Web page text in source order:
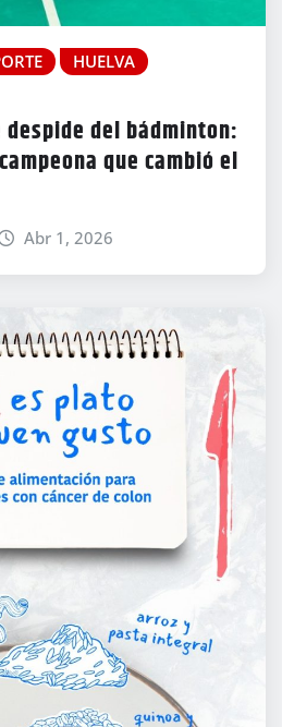
HUELVA
del bádminton:
que cambió el
Abr 1, 2026